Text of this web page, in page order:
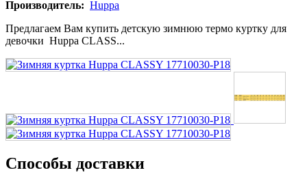
Производитель: Huppa
Предлагаем Вам купить детскую зимнюю термо куртку для
девочки Huppa CLASS...
Способы доставки